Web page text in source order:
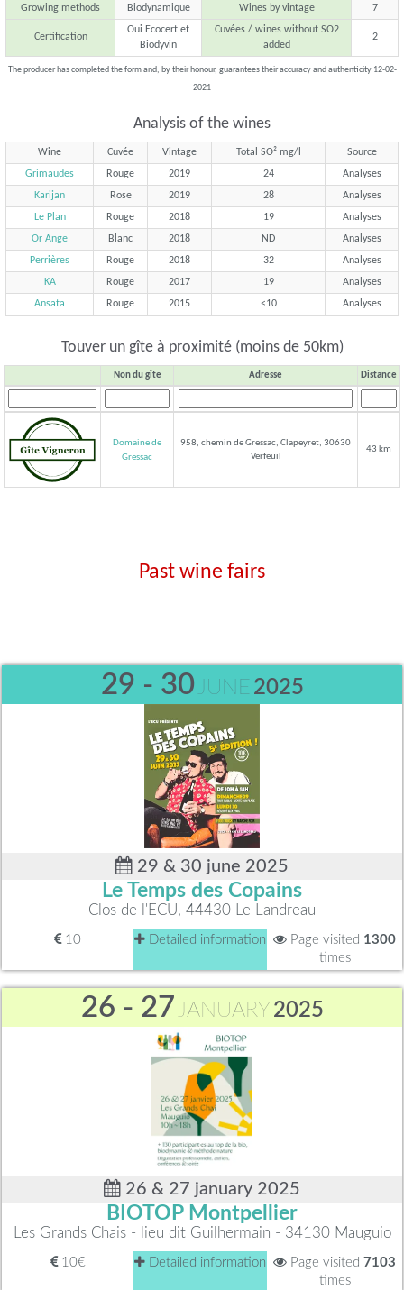
Growing methods Biodynamique Wines by vintage 7
Certification
Oui Ecocert et
Biodyvin
Cuvées / wines without SO2
added
2
The producer has completed the form and, by their honour, guarantees their accuracy and authenticity 12-02-
2021
Analysis of the wines
Wine Cuvée Vintage Total SO² mg/l
Source
Grimaudes
Rouge 2019 24
Analyses
Karijan
Rose 2019 28
Analyses
Le Plan
Rouge 2018 19
Analyses
Or Ange
Blanc 2018 ND
Analyses
Perrières
Rouge 2018 32
Analyses
KA
Rouge 2017 19
Analyses
Ansata
Rouge 2015 <10 Analyses
Touver un gîte à proximité (moins de 50km)
Non du gîte Adresse Distance
Domaine de
Gressac
958, chemin de Gressac, Clapeyret, 30630
Verfeuil
43 km
Past wine fairs
29 - 30JUNE 2025
29 & 30 june 2025
Le Temps des Copains
Clos de l'ECU, 44430 Le Landreau
10 Detailed information Page visited 1300
times
26 - 27JANUARY 2025
26 & 27 january 2025
BIOTOP Montpellier
Les Grands Chais - lieu dit Guilhermain - 34130 Mauguio
10€ Detailed information Page visited 7103
times